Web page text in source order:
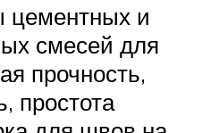
и
смесей для
прочность,
простота